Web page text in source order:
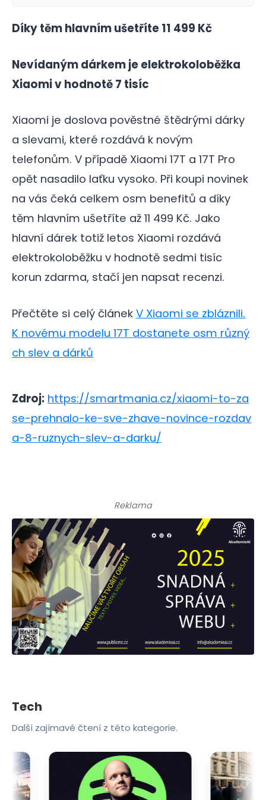
Díky těm hlavním ušetříte 11 499 Kč
Nevídaným dárkem je elektrokoloběžka
Xiaomi v hodnotě 7 tisíc
Xiaomi je doslova pověstné štědrými dárky
a slevami, které rozdává k novým
telefonům. V případě Xiaomi 17T a 17T Pro
opět nasadilo laťku vysoko. Při koupi novinek
na vás čeká celkem osm benefitů a díky
těm hlavním ušetříte až 11 499 Kč. Jako
hlavní dárek totiž letos Xiaomi rozdává
elektrokoloběžku v hodnotě sedmi tisíc
korun zdarma, stačí jen napsat recenzi.
Přečtěte si celý článek V Xiaomi se zbláznili.
K novému modelu 17T dostanete osm různý
ch slev a dárků
Zdroj: https://smartmania.cz/xiaomi-to-za
se-prehnalo-ke-sve-zhave-novince-rozdav
a-8-ruznych-slev-a-darku/
Reklama
Tech
Další zajímavé čtení z této kategorie.